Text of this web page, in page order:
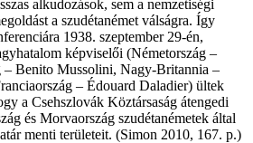
alkudozások, sem a nemzetiségi
a szudétanémet válságra. Így
1938. szeptember 29-én,
képviselői (Németország –
Benito Mussolini, Nagy-Britannia –
– Édouard Daladier) ültek
a Csehszlovák Köztársaság átengedi
és Morvaország szudétanémetek által
menti területeit. (Simon 2010, 167. p.)